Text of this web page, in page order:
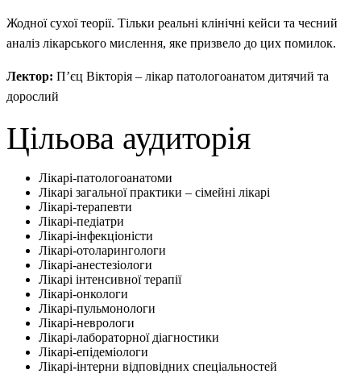
Жодної сухої теорії. Тільки реальні клінічні кейси та чесний
аналіз лікарського мислення, яке призвело до цих помилок.
Лектор: П’єц Вікторія – лікар патологоанатом дитячий та
дорослий
Цільова аудиторія
Лікарі-патологоанатоми
Лікарі загальної практики – сімейні лікарі
Лікарі-терапевти
Лікарі-педіатри
Лікарі-інфекціоністи
Лікарі-отоларингологи
Лікарі-анестезіологи
Лікарі інтенсивної терапії
Лікарі-онкологи
Лікарі-пульмонологи
Лікарі-неврологи
Лікарі-лабораторної діагностики
Лікарі-епідеміологи
Лікарі-інтерни відповідних спеціальностей